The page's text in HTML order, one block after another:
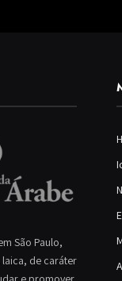
São Paulo,
de caráter